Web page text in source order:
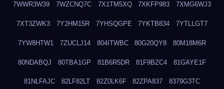
7WWR3W39 7WZCNQ7C 7X1TM5XQ 7XKFP983 7XMG6WJ3
7XT3ZWK3 7Y2HM15R 7YHSQGPE 7YKTB834 7YTLLGT7
7YW8HTW1 7ZUCLJ14 804ITWBC 80G20QY8 80M18M6R
80NDABQJ 80TBA1GP 81B6R5DR 81F9BZC4 81GAYE1F
81NLFAJC 82LF82LT 82Z0LK6F 82ZPA837 8379G3TC